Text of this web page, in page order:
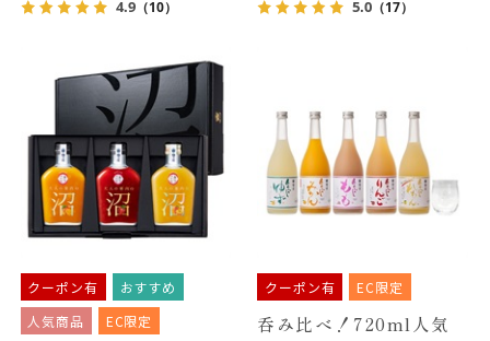
4.9（10） 5.0 （17）
クーポン有
おすすめ
人気商品
EC限定
クーポン有 EC限定
呑み比べ！720ml人気